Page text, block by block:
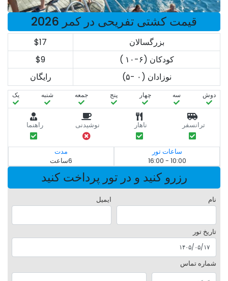
قیمت کشتی تفریحی در کمر 2026
بزرگسالان
$17
کودکان (۶-۱۰ )
$9
نوزادان (۰ -۵)
رایگان
دوش سه‌ چهار پنج جمعه شنبه یک
ترانسفر ناهار نوشیدنی راهنما
ساعات تور
10:00 - 16:00
مدت
6ساعت
رزرو کنید و در تور پرداخت کنید
نام ایمیل
تاریخ تور
شماره تماس